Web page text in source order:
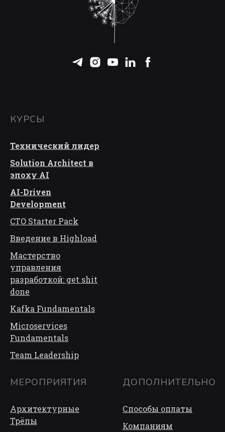
КУРСЫ
Технический лидер
Solution Architect в
эпоху AI
AI-Driven
Development
CTO Starter Pack
Введение в Highload
Мастерство
управления
разработкой: get shit
done
Kafka Fundamentals
Microservices
Fundamentals
Team Leadership
МЕРОПРИЯТИЯ
Архитектурные
Трёпы
ДОПОЛНИТЕЛЬНО
Способы оплаты
Компаниям